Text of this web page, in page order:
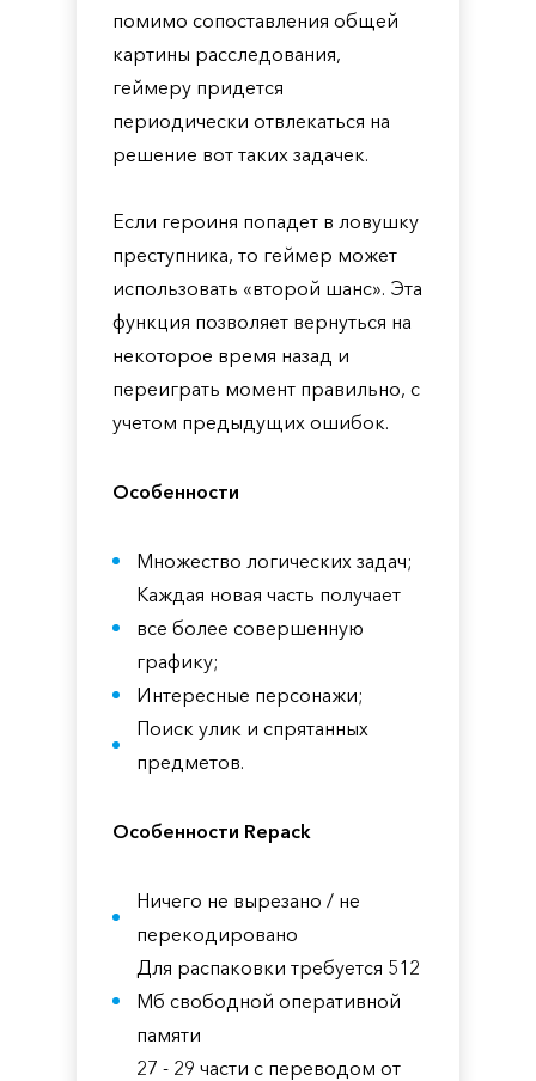
помимо сопоставления общей
картины расследования,
геймеру придется
периодически отвлекаться на
решение вот таких задачек.
Если героиня попадет в ловушку
преступника, то геймер может
использовать «второй шанс». Эта
функция позволяет вернуться на
некоторое время назад и
переиграть момент правильно, с
учетом предыдущих ошибок.
Особенности
Множество логических задач;
Каждая новая часть получает
все более совершенную
графику;
Интересные персонажи;
Поиск улик и спрятанных
предметов.
Особенности Repack
Ничего не вырезано / не
перекодировано
Для распаковки требуется 512
Мб свободной оперативной
памяти
27 - 29 части с переводом от